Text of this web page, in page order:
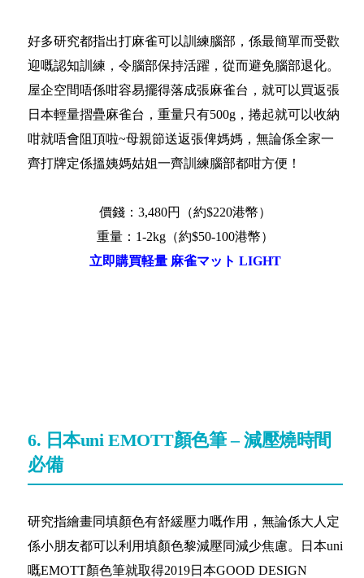
好多研究都指出打麻雀可以訓練腦部，係最簡單而受歡
迎嘅認知訓練，令腦部保持活躍，從而避免腦部退化。
屋企空間唔係咁容易擺得落成張麻雀台，就可以買返張
日本輕量摺疊麻雀台，重量只有500g，捲起就可以收納
咁就唔會阻頂啦~母親節送返張俾媽媽，無論係全家一
齊打牌定係搵姨媽姑姐一齊訓練腦部都咁方便！
價錢：3,480円（約$220港幣）
重量：1-2kg（約$50-100港幣）
立即購買軽量 麻雀マット LIGHT
6. 日本uni EMOTT顏色筆 – 減壓燒時間
必備
研究指繪畫同填顏色有舒緩壓力嘅作用，無論係大人定
係小朋友都可以利用填顏色黎減壓同減少焦慮。日本uni
嘅EMOTT顏色筆就取得2019日本GOOD DESIGN